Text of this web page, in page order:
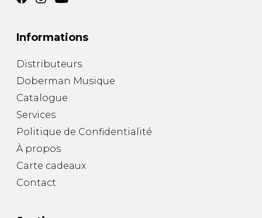
Informations
Distributeurs
Doberman Musique
Catalogue
Services
Politique de Confidentialité
À propos
Carte cadeaux
Contact